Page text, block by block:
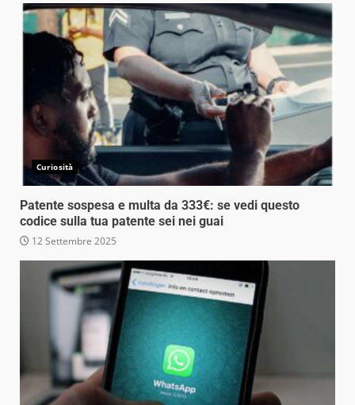
Curiosità
Patente sospesa e multa da 333€: se vedi questo
codice sulla tua patente sei nei guai
12 Settembre 2025